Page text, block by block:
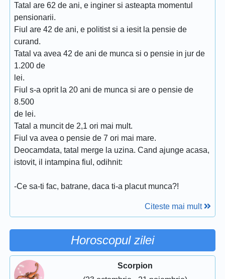
Tatal are 62 de ani, e inginer si asteapta momentul
pensionarii.
Fiul are 42 de ani, e politist si a iesit la pensie de
curand.
Tatal va avea 42 de ani de munca si o pensie in jur de
1.200 de
lei.
Fiul s-a oprit la 20 ani de munca si are o pensie de
8.500
de lei.
Tatal a muncit de 2,1 ori mai mult.
Fiul va avea o pensie de 7 ori mai mare.
Deocamdata, tatal merge la uzina. Cand ajunge acasa,
istovit, il intampina fiul, odihnit:
-Ce sa-ti fac, batrane, daca ti-a placut munca?!
Citeste mai mult
Horoscopul zilei
Scorpion